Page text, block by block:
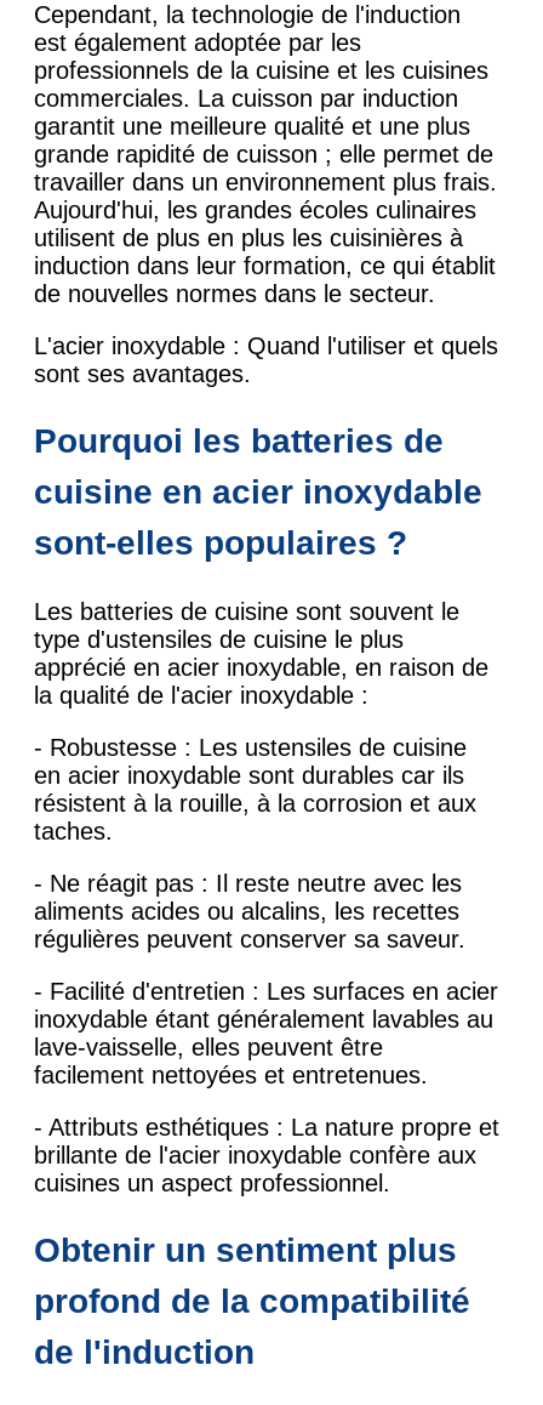
Cependant, la technologie de l'induction
est également adoptée par les
professionnels de la cuisine et les cuisines
commerciales. La cuisson par induction
garantit une meilleure qualité et une plus
grande rapidité de cuisson ; elle permet de
travailler dans un environnement plus frais.
Aujourd'hui, les grandes écoles culinaires
utilisent de plus en plus les cuisinières à
induction dans leur formation, ce qui établit
de nouvelles normes dans le secteur.
L'acier inoxydable : Quand l'utiliser et quels
sont ses avantages.
Pourquoi les batteries de
cuisine en acier inoxydable
sont-elles populaires ?
Les batteries de cuisine sont souvent le
type d'ustensiles de cuisine le plus
apprécié en acier inoxydable, en raison de
la qualité de l'acier inoxydable :
- Robustesse : Les ustensiles de cuisine
en acier inoxydable sont durables car ils
résistent à la rouille, à la corrosion et aux
taches.
- Ne réagit pas : Il reste neutre avec les
aliments acides ou alcalins, les recettes
régulières peuvent conserver sa saveur.
- Facilité d'entretien : Les surfaces en acier
inoxydable étant généralement lavables au
lave-vaisselle, elles peuvent être
facilement nettoyées et entretenues.
- Attributs esthétiques : La nature propre et
brillante de l'acier inoxydable confère aux
cuisines un aspect professionnel.
Obtenir un sentiment plus
profond de la compatibilité
de l'induction